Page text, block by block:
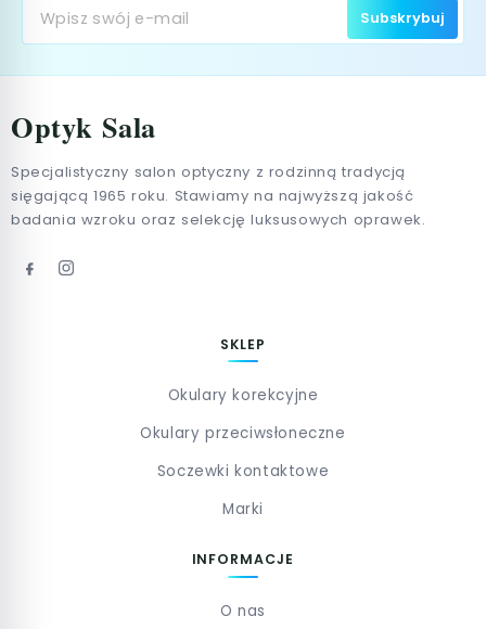
Subskrybuj
Optyk Sala
Specjalistyczny salon optyczny z rodzinną tradycją
sięgającą 1965 roku. Stawiamy na najwyższą jakość
badania wzroku oraz selekcję luksusowych oprawek.
SKLEP
Okulary korekcyjne
Okulary przeciwsłoneczne
Soczewki kontaktowe
Marki
INFORMACJE
O nas